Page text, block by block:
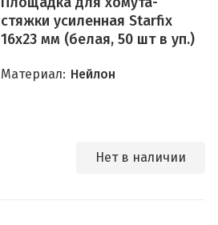
стяжки усиленная Starfix
16х23 мм (белая, 50 шт в уп.)
Материал: Нейлон
Нет в наличии